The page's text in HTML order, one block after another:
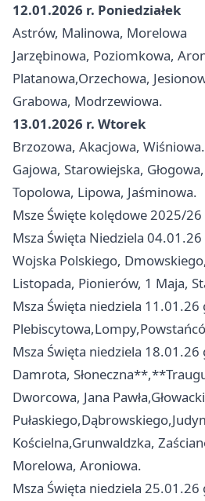
12.01.2026 r. Poniedziałek
Astrów, Malinowa, Morelowa
Jarzębinowa, Poziomkowa,
Platanowa,Orzechowa,
Grabowa, Modrzewiowa.
13.01.2026 r. Wtorek
Brzozowa, Akacjowa, Wiśniowa.
Gajowa, Starowiejska,
Topolowa, Lipowa, Jaśminowa.
Msze Święte kolędowe 2025/26
Msza Święta Niedziela
Wojska Polskiego,
Listopada, Pionierów, 1 Maja,
Msza Święta niedziela 11.01.26
Msza Święta niedziela 18.01.26
Damrota,
Dworcowa, Jana
Kościelna,Grunwaldzka,
Morelowa, Aroniowa.
Msza Święta niedziela 25.01.26